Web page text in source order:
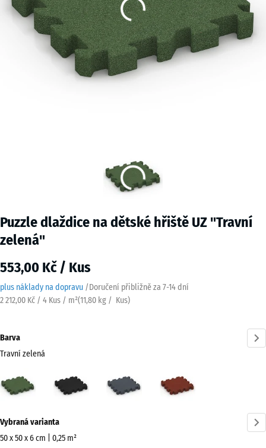
Puzzle dlaždice na dětské hřiště UZ "Travní
zelená"
553,00 Kč / Kus
plus náklady na dopravu /Doručení přibližně za 7-14 dní
2 212,00 Kč / 4 Kus / m²(11,80 kg / Kus)
Barva
Travní zelená
zelená
Břidlicová
šedá
červená
informací
o
Vybraná varianta
50 x 50 x 6 cm | 0,25 m²